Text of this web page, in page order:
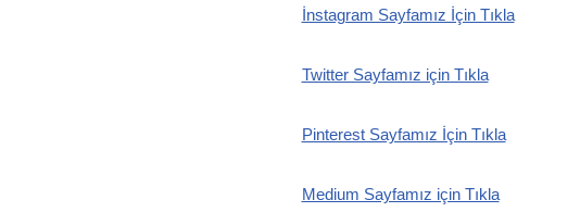
İnstagram Sayfamız İçin Tıkla
Twitter Sayfamız için Tıkla
Pinterest Sayfamız İçin Tıkla
Medium Sayfamız için Tıkla